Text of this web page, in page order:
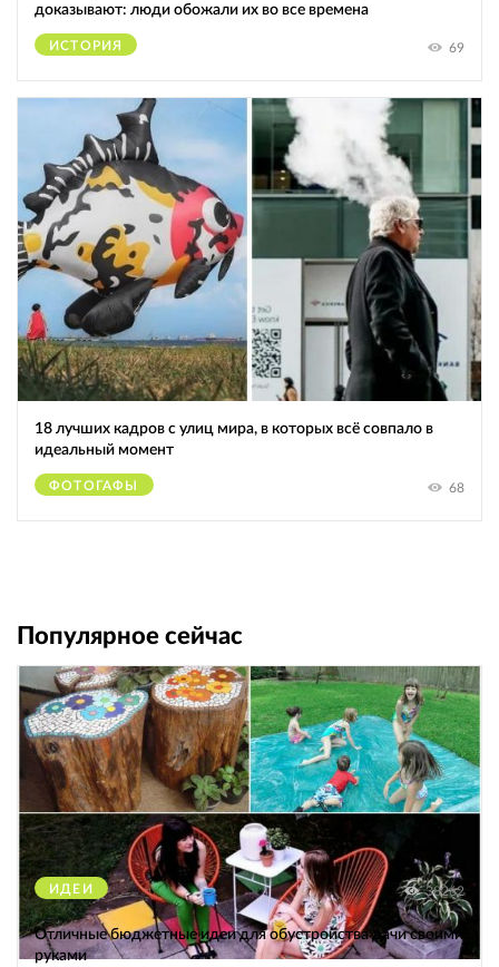
доказывают: люди обожали их во все времена
ИСТОРИЯ 69
18 лучших кадров с улиц мира, в которых всё совпало в
идеальный момент
ФОТОГАФЫ 68
Популярное сейчас
ИДЕИ 38262
Отличные бюджетные идеи для обустройства дачи своими
руками